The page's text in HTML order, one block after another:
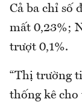
Cả ba chỉ số
mất 0,23%;
trượt 0,1%.
“Thị trường
thống kê cho